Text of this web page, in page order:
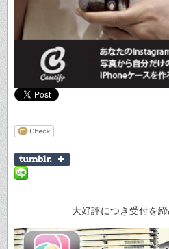
大好評につき受付を締